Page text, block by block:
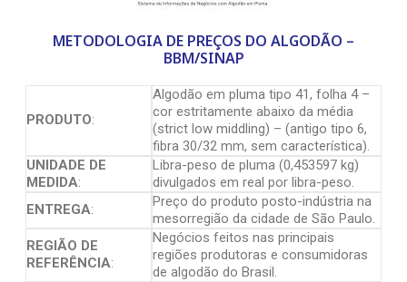
METODOLOGIA DE PREÇOS DO ALGODÃO –
BBM/SINAP
PRODUTO:
Algodão em pluma tipo 41, folha 4 –
cor estritamente abaixo da média
(strict low middling) – (antigo tipo 6,
fibra 30/32 mm, sem característica).
UNIDADE DE
MEDIDA:
Libra-peso de pluma (0,453597 kg)
divulgados em real por libra-peso.
ENTREGA:
Preço do produto posto-indústria na
mesorregião da cidade de São Paulo.
REGIÃO DE
REFERÊNCIA:
Negócios feitos nas principais
regiões produtoras e consumidoras
de algodão do Brasil.